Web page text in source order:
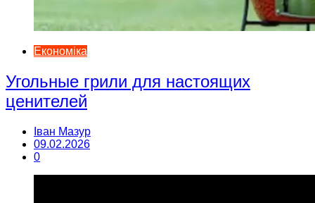
Економіка
Угольные грили для настоящих
ценителей
Іван Мазур
09.02.2026
0